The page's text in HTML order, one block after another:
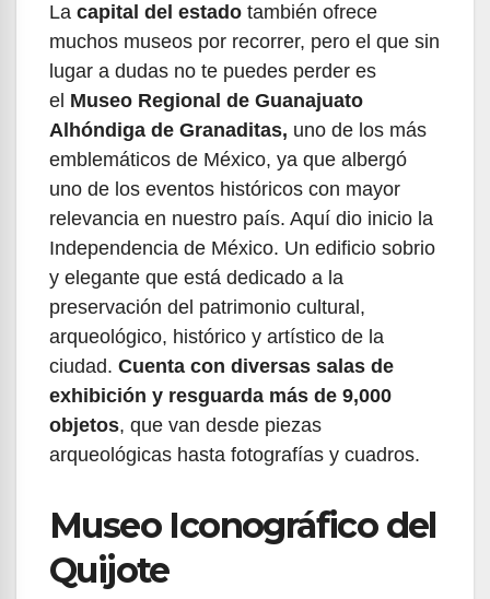
La capital del estado también ofrece
muchos museos por recorrer, pero el que sin
lugar a dudas no te puedes perder es
el Museo Regional de Guanajuato
Alhóndiga de Granaditas, uno de los más
emblemáticos de México, ya que albergó
uno de los eventos históricos con mayor
relevancia en nuestro país. Aquí dio inicio la
Independencia de México. Un edificio sobrio
y elegante que está dedicado a la
preservación del patrimonio cultural,
arqueológico, histórico y artístico de la
ciudad. Cuenta con diversas salas de
exhibición y resguarda más de 9,000
objetos, que van desde piezas
arqueológicas hasta fotografías y cuadros.
Museo Iconográfico del
Quijote